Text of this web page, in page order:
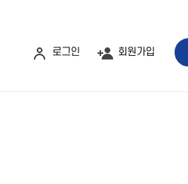
로그인 회원가입